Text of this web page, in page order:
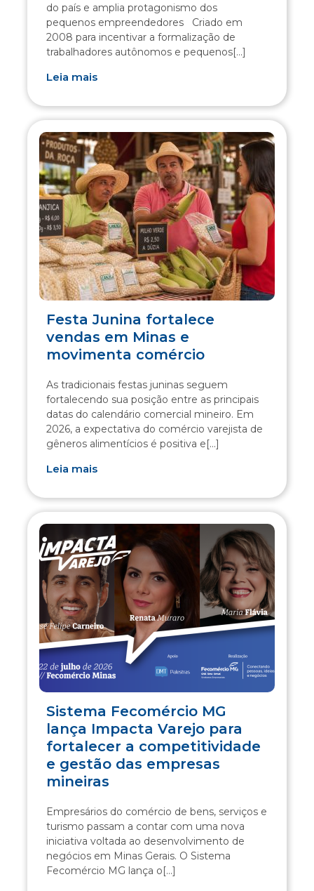
do país e amplia protagonismo dos
pequenos empreendedores Criado em
2008 para incentivar a formalização de
trabalhadores autônomos e pequenos[...]
Leia mais
Festa Junina fortalece
vendas em Minas e
movimenta comércio
As tradicionais festas juninas seguem
fortalecendo sua posição entre as principais
datas do calendário comercial mineiro. Em
2026, a expectativa do comércio varejista de
gêneros alimentícios é positiva e[...]
Leia mais
Sistema Fecomércio MG
lança Impacta Varejo para
fortalecer a competitividade
e gestão das empresas
mineiras
Empresários do comércio de bens, serviços e
turismo passam a contar com uma nova
iniciativa voltada ao desenvolvimento de
negócios em Minas Gerais. O Sistema
Fecomércio MG lança o[...]